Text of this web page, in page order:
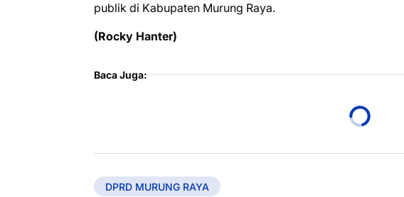
publik di Kabupaten Murung Raya.
(Rocky Hanter)
Baca Juga:
DPRD MURUNG RAYA